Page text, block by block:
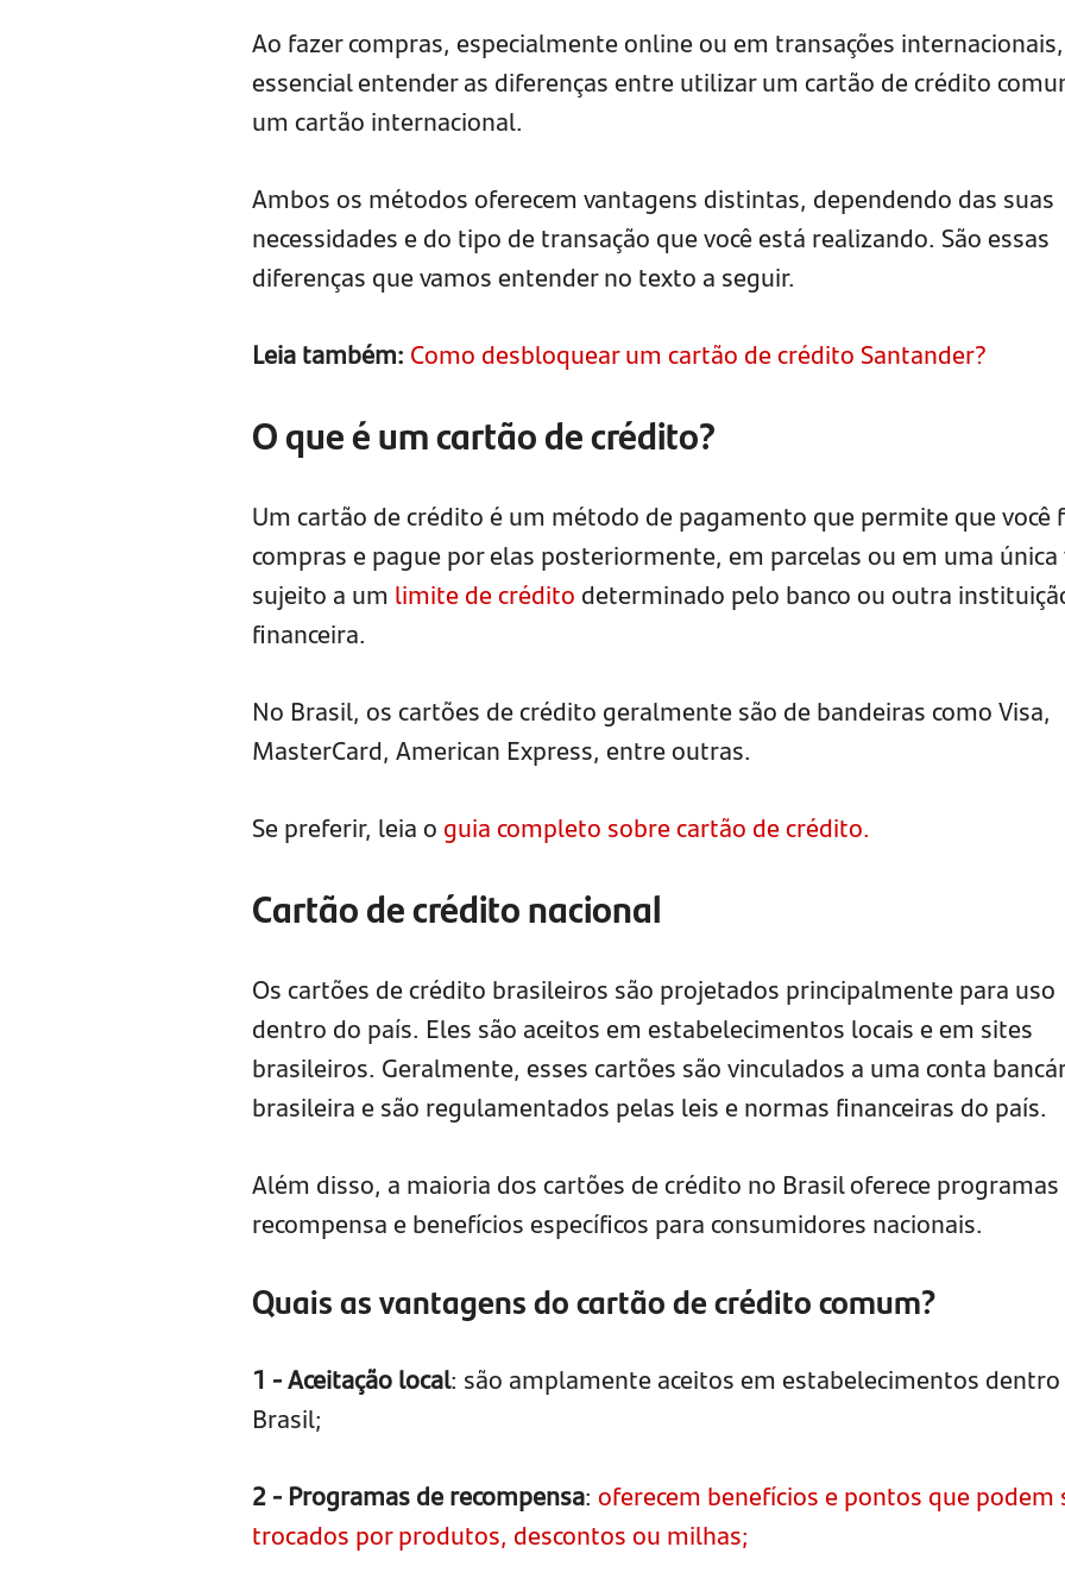
Ao fazer compras, especialmente online ou em transações
essencial entender as diferenças entre utilizar um cartão de crédito
um cartão internacional.
Ambos os métodos oferecem vantagens distintas, dependendo das suas
necessidades e do tipo de transação que você está realizando. São essas
diferenças que vamos entender no texto a seguir.
Leia também: Como desbloquear um cartão de crédito Santander?
O que é um cartão de crédito?
Um cartão de crédito é um método de pagamento que permite que você
compras e pague por elas posteriormente, em parcelas ou em uma única
sujeito a um limite de crédito determinado pelo banco ou outra
financeira.
No Brasil, os cartões de crédito geralmente são de bandeiras como Visa,
MasterCard, American Express, entre outras.
Se preferir, leia o guia completo sobre cartão de crédito.
Cartão de crédito nacional
Os cartões de crédito brasileiros são projetados principalmente para uso
dentro do país. Eles são aceitos em estabelecimentos locais e em sites
brasileiros. Geralmente, esses cartões são vinculados a uma conta
brasileira e são regulamentados pelas leis e normas financeiras do país.
Além disso, a maioria dos cartões de crédito no Brasil oferece programas
recompensa e benefícios específicos para consumidores nacionais.
Quais as vantagens do cartão de crédito comum?
1 - Aceitação local: são amplamente aceitos em estabelecimentos
Brasil;
2 - Programas de recompensa: oferecem benefícios e pontos que podem
trocados por produtos, descontos ou milhas;